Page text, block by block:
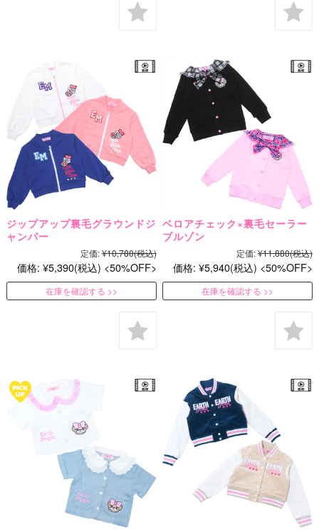
ジップアップ裏毛グラウンドジ
ャンパー
定価:¥10,780(税込)
価格: ¥5,390(税込) 50%OFF
在庫を確認する
ベロアチェック×裏毛セーラー
ブルゾン
定価:¥11,880(税込)
価格: ¥5,940(税込) 50%OFF
在庫を確認する